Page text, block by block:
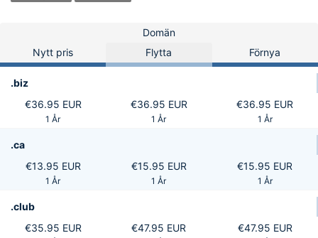
Domän
Nytt pris
Flytta Förnya
.biz
€36.95 EUR
1 År
€36.95 EUR
1 År
€36.95 EUR
1 År
.ca
€13.95 EUR
1 År
€15.95 EUR
1 År
€15.95 EUR
1 År
.club
€35.95 EUR
€47.95 EUR €47.95 EUR